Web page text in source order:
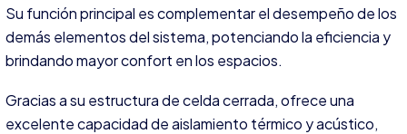
Su función principal es complementar el desempeño de los
demás elementos del sistema, potenciando la eficiencia y
brindando mayor confort en los espacios.
Gracias a su estructura de celda cerrada, ofrece una
excelente capacidad de aislamiento térmico y acústico,